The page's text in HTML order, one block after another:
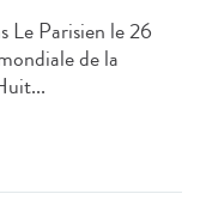
Le Parisien le 26
de la